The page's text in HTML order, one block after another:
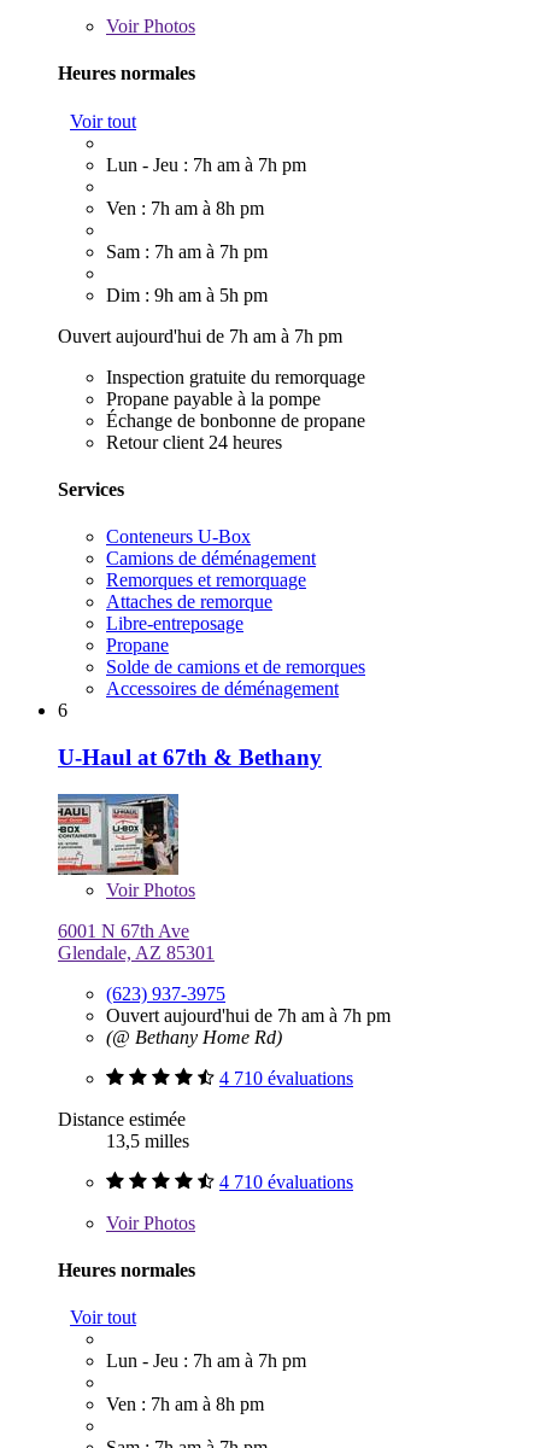
VoirPhotos
Heures normales
Voir tout
Lun - Jeu : 7h am à 7h pm
Ven : 7h am à 8h pm
Sam : 7h am à 7h pm
Dim : 9h am à 5h pm
Ouvert aujourd'hui de 7h am à 7h pm
Inspection gratuite du remorquage
Propane payable à la pompe
Échange de bonbonne de propane
Retour client 24 heures
Services
Conteneurs U-Box
Camions de déménagement
Remorques et remorquage
Attaches de remorque
Libre-entreposage
Propane
Solde de camions et de remorques
Accessoires de déménagement
6
U-Haul at 67th & Bethany
VoirPhotos
6001 N 67th Ave
Glendale, AZ 85301
(623) 937-3975
Ouvert aujourd'hui de 7h am à 7h pm
(@ Bethany Home Rd)
4 710 évaluations
Distance estimée
13,5 milles
4 710 évaluations
VoirPhotos
Heures normales
Voir tout
Lun - Jeu : 7h am à 7h pm
Ven : 7h am à 8h pm